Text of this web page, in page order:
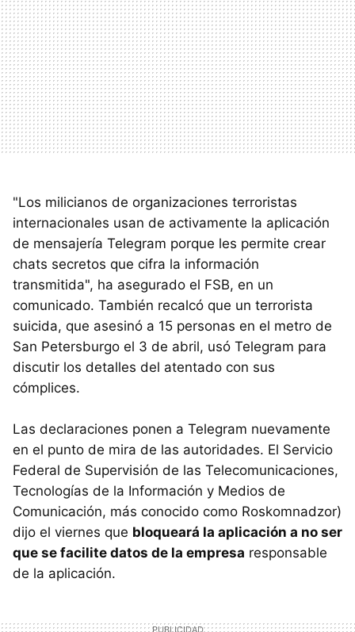
"Los milicianos de organizaciones terroristas
internacionales usan de activamente la aplicación
de mensajería Telegram porque les permite crear
chats secretos que cifra la información
transmitida", ha asegurado el FSB, en un
comunicado. También recalcó que un terrorista
suicida, que asesinó a 15 personas en el metro de
San Petersburgo el 3 de abril, usó Telegram para
discutir los detalles del atentado con sus
cómplices.
Las declaraciones ponen a Telegram nuevamente
en el punto de mira de las autoridades. El Servicio
Federal de Supervisión de las Telecomunicaciones,
Tecnologías de la Información y Medios de
Comunicación, más conocido como Roskomnadzor)
dijo el viernes que bloqueará la aplicación a no ser
que se facilite datos de la empresa responsable
de la aplicación.